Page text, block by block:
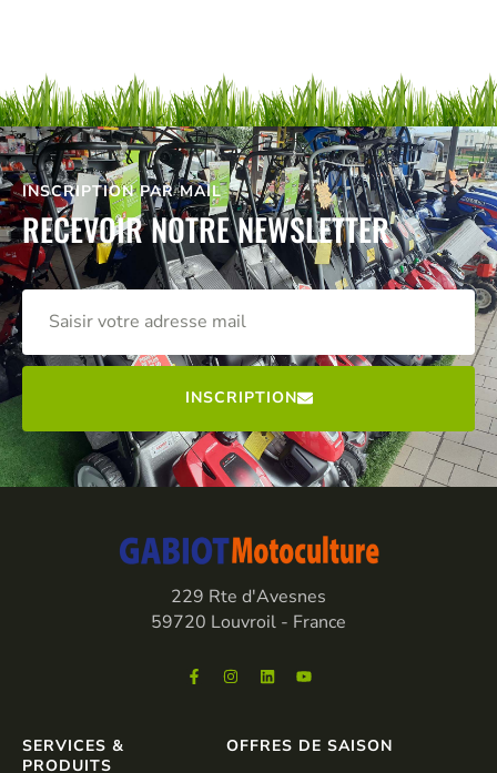
INSCRIPTION PAR MAIL
RECEVOIR NOTRE NEWSLETTER
INSCRIPTION
229 Rte d'Avesnes
59720 Louvroil - France
SERVICES &
PRODUITS
OFFRES DE SAISON